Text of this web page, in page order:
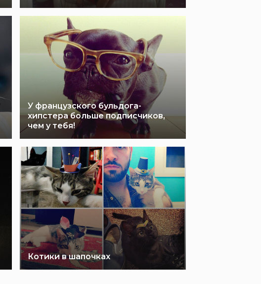
У французского бульдога-
хипстера больше подписчиков,
чем у тебя!
Котики в шапочках